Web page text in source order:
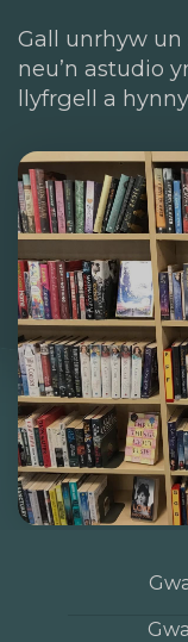
Gall unrhyw un
neu’n astudio
llyfrgell a